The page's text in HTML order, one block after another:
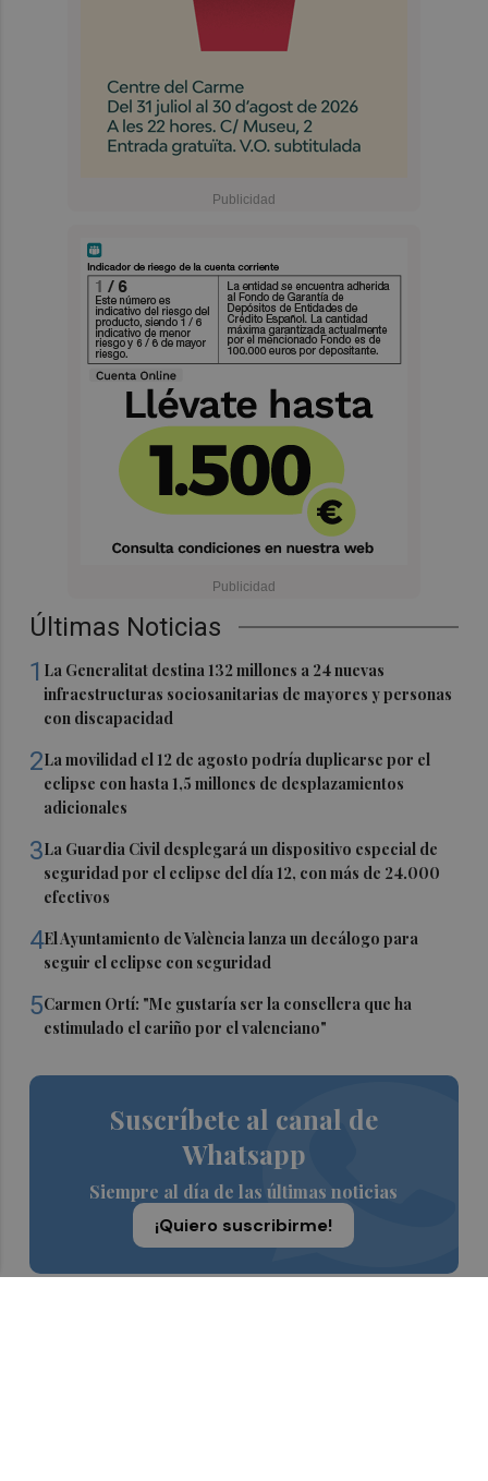
Últimas Noticias
1 La Generalitat destina 132 millones a 24 nuevas
infraestructuras sociosanitarias de mayores y personas
con discapacidad
2La movilidad el 12 de agosto podría duplicarse por el
eclipse con hasta 1,5 millones de desplazamientos
adicionales
3La Guardia Civil desplegará un dispositivo especial de
seguridad por el eclipse del día 12, con más de 24.000
efectivos
4El Ayuntamiento de València lanza un decálogo para
seguir el eclipse con seguridad
5Carmen Ortí: "Me gustaría ser la consellera que ha
estimulado el cariño por el valenciano"
Suscríbete al canal de
Whatsapp
Siempre al día de las últimas noticias
¡Quiero suscribirme!